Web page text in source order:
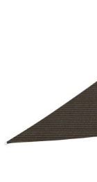
Безплатна